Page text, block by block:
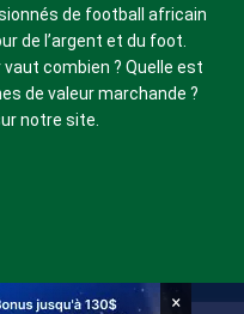
de football africain
de l’argent et du foot.
vaut combien ? Quelle est
de valeur marchande ?
notre site.
×